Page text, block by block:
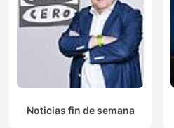
Noticias fin de semana